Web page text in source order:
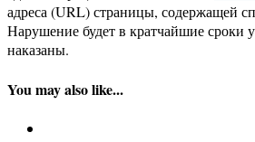
адреса (URL) страницы, содержащей
Нарушение будет в кратчайшие сроки
наказаны.
You may also like...